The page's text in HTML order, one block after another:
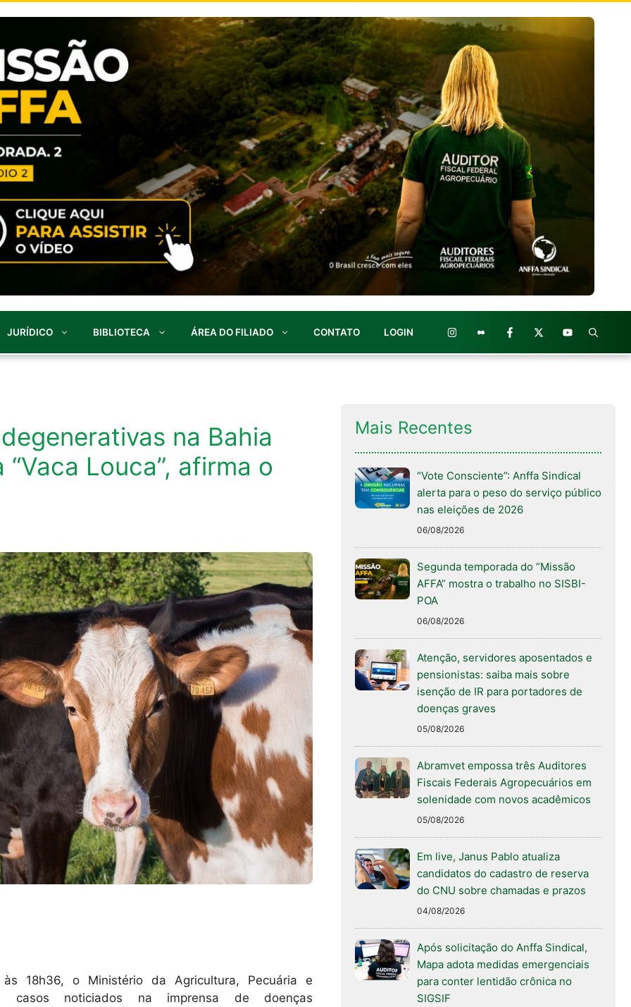
JURÍDICO BIBLIOTECA ÁREA DO FILIADO CONTATO LOGIN
na Bahia
Louca”, afirma o
18h36, o Ministério da Agricultura, Pecuária e
casos noticiados na imprensa de doenças
Mais Recentes
“Vote Consciente”: Anffa Sindical
alerta para o peso do serviço público
nas eleições de 2026
06/08/2026
Segunda temporada do “Missão
AFFA” mostra o trabalho no SISBI-
POA
06/08/2026
Atenção, servidores aposentados e
pensionistas: saiba mais sobre
isenção de IR para portadores de
doenças graves
05/08/2026
Abramvet empossa três Auditores
Fiscais Federais Agropecuários em
solenidade com novos acadêmicos
05/08/2026
Em live, Janus Pablo atualiza
candidatos do cadastro de reserva
do CNU sobre chamadas e prazos
04/08/2026
Após solicitação do Anffa Sindical,
Mapa adota medidas emergenciais
para conter lentidão crônica no
SIGSIF